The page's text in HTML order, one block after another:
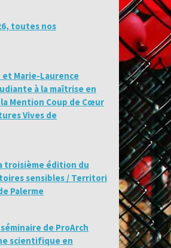
toutes nos
Marie-Laurence
à la maîtrise en
Mention Coup de Cœur
Vives de
troisième édition du
sensibles / Territori
Palerme
de ProArch
scientifique en